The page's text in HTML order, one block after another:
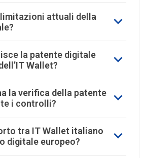
attuali della
la patente digitale
Wallet?
la verifica della patente
i controlli?
tra IT Wallet italiano
digitale europeo?